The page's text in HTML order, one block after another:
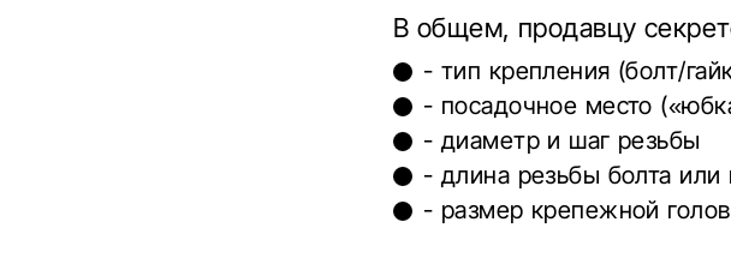
В общем, продавцу
- тип крепления (болт/
- посадочное место
- диаметр и шаг резьбы
- длина резьбы болта или
- размер крепежной